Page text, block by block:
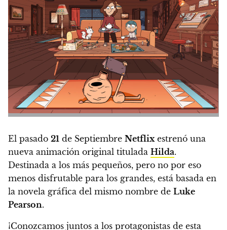
El pasado 21 de Septiembre Netflixestrenó una
nueva animación original titulada Hilda.
Destinada a los más pequeños, pero no por eso
menos disfrutable para los grandes, está basada en
la novela gráfica del mismo nombre de Luke
Pearson.
¡Conozcamos juntos a los protagonistas de esta